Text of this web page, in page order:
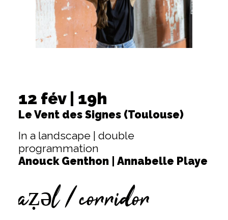
12 fév | 19h
Le Vent des Signes (Toulouse)
In a landscape | double
programmation
Anouck Genthon | Annabelle Playe
aẓǝl / corridor